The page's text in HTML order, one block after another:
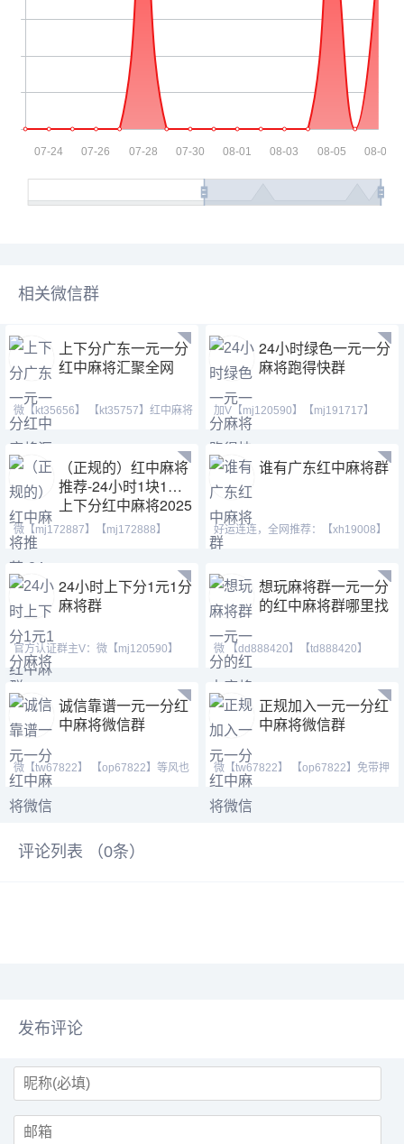
相关微信群
上下分广东一元一分
红中麻将汇聚全网
微【kt35656】 【kt35757】红中麻将
群、跑得快群。群
24小时绿色一元一分
麻将跑得快群
加V【mj120590】【mj191717】
【ab120590】①活跃火爆
（正规的）红中麻将
推荐-24小时1块1分
上下分红中麻将2025
已更新
微【mj172887】【mj172888】
【mj172889】红中换三张
谁有广东红中麻将群
好运连连，全网推荐：【xh19008】
【xh29008】【tj19008】
24小时上下分1元1分
麻将群
官方认证群主V：微【mj120590】
【ab120590】【mj191717
想玩麻将群一元一分
的红中麻将群哪里找
微 【dd888420】【td888420】
诚信靠谱一元一分红
中麻将微信群
微【tw67822】 【op67822】等风也
等你。喜欢打麻将的
正规加入一元一分红
中麻将微信群
微【tw67822】 【op67822】免带押
进群，群内跑包包赔支
评论列表 （0条）
发布评论